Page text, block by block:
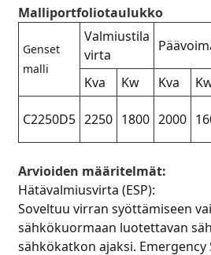
Malliportfoliotaulukko
Genset
malli
Valmiustila
virta
Kva
Kw Kva
C2250D5 2250 1800 2000
Arvioiden määritelmät:
Hätävalmiusvirta (ESP):
Soveltuu virran syöttämiseen
sähkökuormaan luotettavan
sähkökatkon ajaksi. Emergency